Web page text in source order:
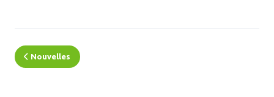
Nouvelles